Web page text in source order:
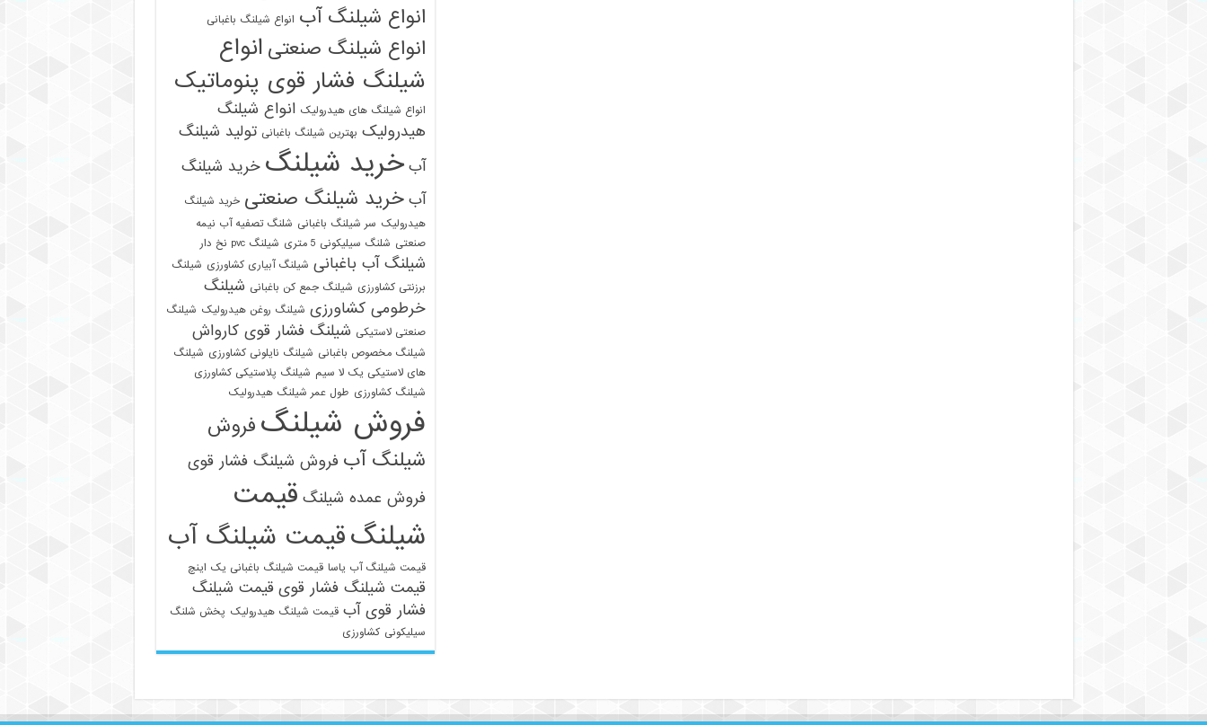
انواع شیلنگ آب انواع شیلنگ باغبانی
انواع شیلنگ صنعتی انواع
شیلنگ فشار قوی پنوماتیک
انواع شیلنگ های هیدرولیک انواع شیلنگ
هیدرولیک بهترین شیلنگ باغبانی تولید شیلنگ
آب خرید شیلنگ خرید شیلنگ
آب خرید شیلنگ صنعتی خرید شیلنگ
هیدرولیک سر شیلنگ باغبانی شلنگ تصفیه آب نیمه
صنعتی شلنگ سیلیکونی 5 متری شیلنگ pvc نخ دار
شیلنگ آب باغبانی شیلنگ آبیاری کشاورزی شیلنگ
برزنتی کشاورزی شیلنگ جمع کن باغبانی شیلنگ
خرطومی کشاورزی شیلنگ روغن هیدرولیک شیلنگ
صنعتی لاستیکی شیلنگ فشار قوی کارواش
شیلنگ مخصوص باغبانی شیلنگ نایلونی کشاورزی شیلنگ
های لاستیکی یک لا سیم شیلنگ پلاستیکی کشاورزی
شیلنگ کشاورزی طول عمر شیلنگ هیدرولیک
فروش شیلنگ فروش
شیلنگ آب فروش شیلنگ فشار قوی
فروش عمده شیلنگ قیمت
شیلنگقیمت شیلنگ آب
قیمت شیلنگ آب یاسا قیمت شیلنگ باغبانی یک اینچ
قیمت شیلنگ فشار قوی قیمت شیلنگ
فشار قوی آب قیمت شیلنگ هیدرولیک پخش شلنگ
سیلیکونی کشاورزی